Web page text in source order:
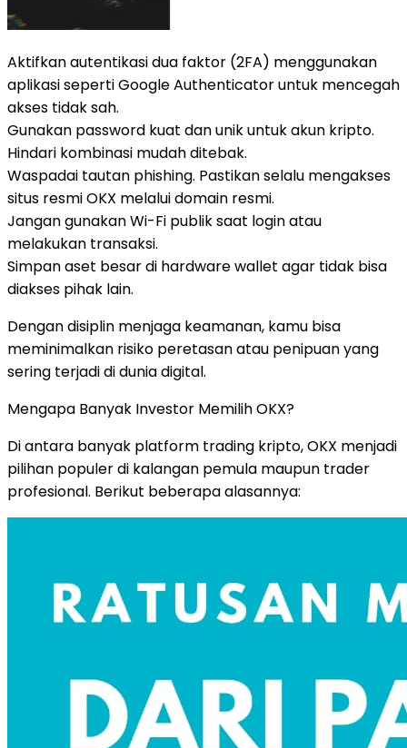
Aktifkan autentikasi dua faktor (2FA) menggunakan
aplikasi seperti Google Authenticator untuk mencegah
akses tidak sah.
Gunakan password kuat dan unik untuk akun kripto.
Hindari kombinasi mudah ditebak.
Waspadai tautan phishing. Pastikan selalu mengakses
situs resmi OKX melalui domain resmi.
Jangan gunakan Wi-Fi publik saat login atau
melakukan transaksi.
Simpan aset besar di hardware wallet agar tidak bisa
diakses pihak lain.
Dengan disiplin menjaga keamanan, kamu bisa
meminimalkan risiko peretasan atau penipuan yang
sering terjadi di dunia digital.
Mengapa Banyak Investor Memilih OKX?
Di antara banyak platform trading kripto, OKX menjadi
pilihan populer di kalangan pemula maupun trader
profesional. Berikut beberapa alasannya: